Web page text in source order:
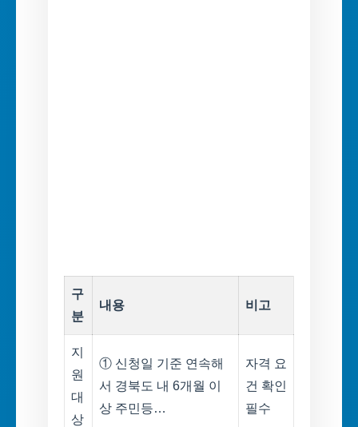
구
분
내용 비고
지
원
대
상
① 신청일 기준 연속해
서 경북도 내 6개월 이
상 주민등…
자격 요
건 확인
필수